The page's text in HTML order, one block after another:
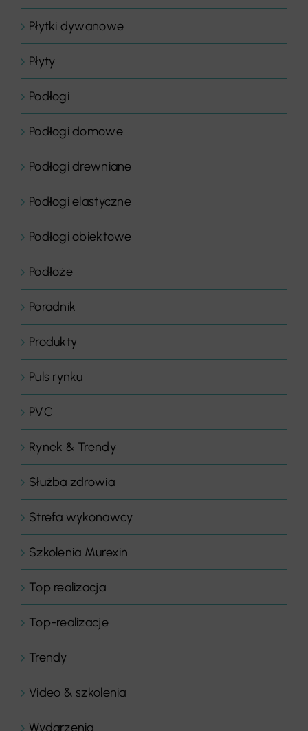
Płytki dywanowe
Płyty
Podłogi
Podłogi domowe
Podłogi drewniane
Podłogi elastyczne
Podłogi obiektowe
Podłoże
Poradnik
Produkty
Puls rynku
PVC
Rynek & Trendy
Służba zdrowia
Strefa wykonawcy
Szkolenia Murexin
Top realizacja
Top-realizacje
Trendy
Video & szkolenia
Wydarzenia